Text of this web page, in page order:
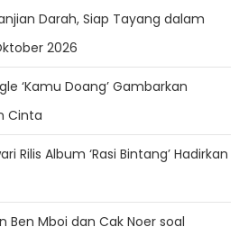
Darah, Siap Tayang dalam
2026
‘Kamu Doang’ Gambarkan
Cinta
Rilis Album ‘Rasi Bintang’ Hadirkan
Ben Mboi dan Cak Noer soal